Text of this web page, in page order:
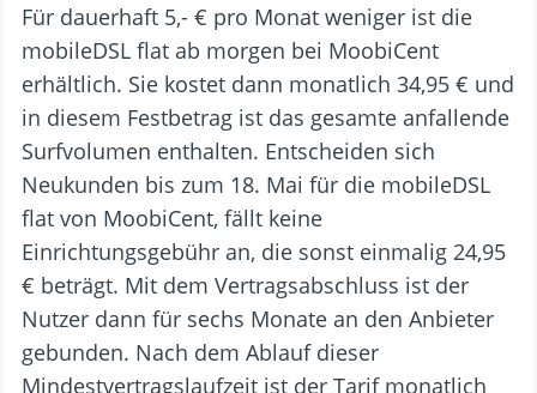
Für dauerhaft 5,- € pro Monat weniger ist die
mobileDSL flat ab morgen bei MoobiCent
erhältlich. Sie kostet dann monatlich 34,95 € und
in diesem Festbetrag ist das gesamte anfallende
Surfvolumen enthalten. Entscheiden sich
Neukunden bis zum 18. Mai für die mobileDSL
flat von MoobiCent, fällt keine
Einrichtungsgebühr an, die sonst einmalig 24,95
€ beträgt. Mit dem Vertragsabschluss ist der
Nutzer dann für sechs Monate an den Anbieter
gebunden. Nach dem Ablauf dieser
Mindestvertragslaufzeit ist der Tarif monatlich